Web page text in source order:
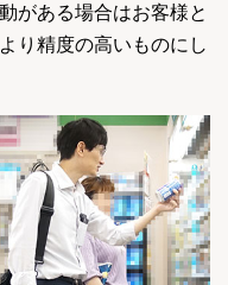
がある場合はお客様と
り精度の高いものにし